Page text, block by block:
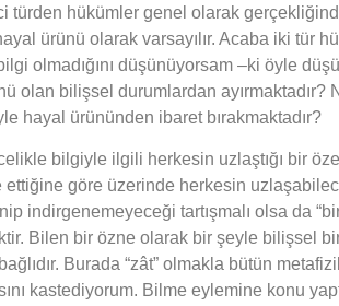
türden hükümler genel olarak
ürünü olarak varsayılır. Acaba iki tür
olmadığını düşünüyorsam –ki öyle
olan bilişsel durumlardan
hayal ürününden ibaret bırakmaktadır?
bilgiyle ilgili herkesin uzlaştığı bir
ettiğine göre üzerinde herkesin
indirgenemeyeceği tartışmalı olsa da
Bilen bir özne olarak bir şeyle bilişsel
bağlıdır. Burada “zât” olmakla bütün
kastediyorum. Bilme eylemine konu